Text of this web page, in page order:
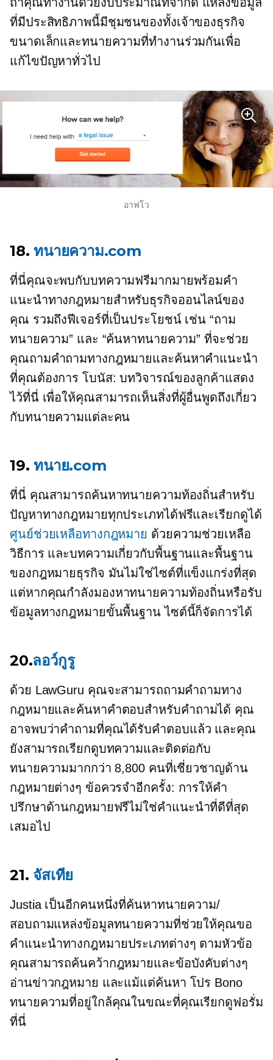
ที่มีประสิทธิภาพนี้มีชุมชนของทั้งเจ้าของธุรกิจ
ขนาดเล็กและทนายความที่ทำงานร่วมกันเพื่อ
แก้ไขปัญหาทั่วไป
อาฟโว
18.ทนายความ.com
ที่นี่คุณจะพบกับบทความฟรีมากมายพร้อมคำ
แนะนำทางกฎหมายสำหรับธุรกิจออนไลน์ของ
คุณ รวมถึงฟีเจอร์ที่เป็นประโยชน์ เช่น “ถาม
ทนายความ” และ “ค้นหาทนายความ” ที่จะช่วย
คุณถามคำถามทางกฎหมายและค้นหาคำแนะนำ
ที่คุณต้องการ โบนัส: บทวิจารณ์ของลูกค้าแสดง
ไว้ที่นี่ เพื่อให้คุณสามารถเห็นสิ่งที่ผู้อื่นพูดถึงเกี่ยว
กับทนายความแต่ละคน
19.ทนาย.com
ที่นี่ คุณสามารถค้นหาทนายความท้องถิ่นสำหรับ
ปัญหาทางกฎหมายทุกประเภทได้ฟรีและเรียกดูได้
ศูนย์ช่วยเหลือทางกฎหมาย ด้วยความช่วยเหลือ
วิธีการ และบทความเกี่ยวกับพื้นฐานและพื้นฐาน
ของกฎหมายธุรกิจ มันไม่ใช่ไซต์ที่แข็งแกร่งที่สุด
แต่หากคุณกำลังมองหาทนายความท้องถิ่นหรือรับ
ข้อมูลทางกฎหมายขั้นพื้นฐาน ไซต์นี้ก็จัดการได้
20.ลอว์กูรู
ด้วย LawGuru คุณจะสามารถถามคำถามทาง
กฎหมายและค้นหาคำตอบสำหรับคำถามได้ คุณ
อาจพบว่าคำถามที่คุณได้รับคำตอบแล้ว และคุณ
ยังสามารถเรียกดูบทความและติดต่อกับ
ทนายความมากกว่า 8,800 คนที่เชี่ยวชาญด้าน
กฎหมายต่างๆ ข้อควรจำอีกครั้ง: การให้คำ
ปรึกษาด้านกฎหมายฟรีไม่ใช่คำแนะนำที่ดีที่สุด
เสมอไป
21. จัสเทีย
Justia เป็นอีกคนหนึ่งที่ค้นหาทนายความ/
สอบถามแหล่งข้อมูลทนายความที่ช่วยให้คุณขอ
คำแนะนำทางกฎหมายประเภทต่างๆ ตามหัวข้อ
คุณสามารถค้นคว้ากฎหมายและข้อบังคับต่างๆ
อ่านข่าวกฎหมาย และแม้แต่ค้นหา โปร Bono
ทนายความที่อยู่ใกล้คุณในขณะที่คุณเรียกดูฟอรั่ม
ที่นี่